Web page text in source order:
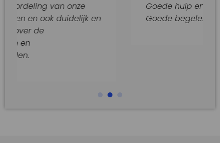
van onze
ook duidelijk en
Goede hulp en adviezen.
Goede begeleiding van